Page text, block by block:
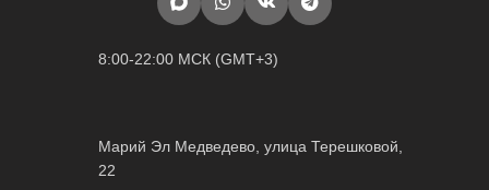
8:00-22:00 МСК (GMT+3)
Марий Эл Медведево, улица Терешковой,
22